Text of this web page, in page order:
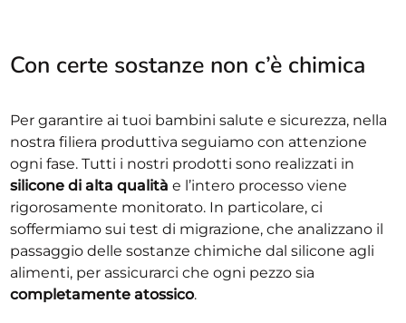
Con certe sostanze non c’è chimica
Per garantire ai tuoi bambini salute e sicurezza, nella
nostra filiera produttiva seguiamo con attenzione
ogni fase. Tutti i nostri prodotti sono realizzati in
silicone di alta qualità e l’intero processo viene
rigorosamente monitorato. In particolare, ci
soffermiamo sui test di migrazione, che analizzano il
passaggio delle sostanze chimiche dal silicone agli
alimenti, per assicurarci che ogni pezzo sia
completamente atossico.